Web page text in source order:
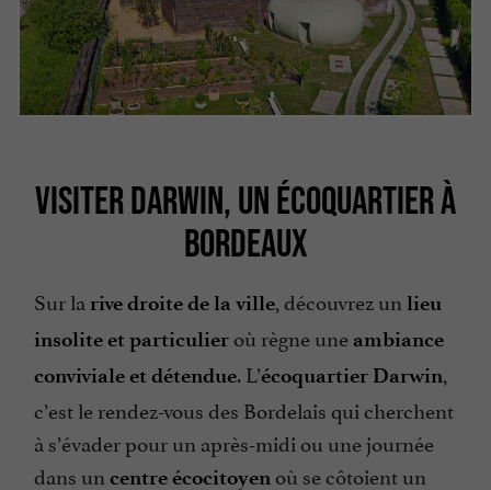
VISITER DARWIN, UN ÉCOQUARTIER À
BORDEAUX
Sur la rive droite de la ville , découvrez un lieu
insolite et particulier où règne une ambiance
conviviale et détendue. L’écoquartier Darwin
c’est le rendez-vous des Bordelais qui cherchent
à s’évader pour un après-midi ou une journée
dans un centre écocitoyen où se côtoient un